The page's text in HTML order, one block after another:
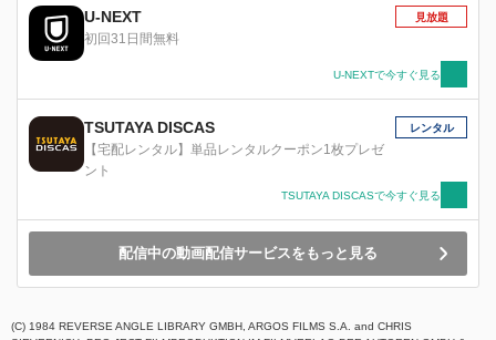
U-NEXT
初回31日間無料
見放題
U-NEXTで今すぐ見る
TSUTAYA DISCAS
【宅配レンタル】単品レンタルクーポン1枚プレゼ
ント
レンタル
TSUTAYA DISCASで今すぐ見る
配信中の動画配信サービスをもっと見る
(C) 1984 REVERSE ANGLE LIBRARY GMBH, ARGOS FILMS S.A. and CHRIS